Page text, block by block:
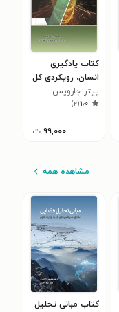
کتاب یادگیری
انسان، رویکردی کل
گرا
پیتر جارویس
۱٫۰(۲)
۹۹,۰۰۰ ت
مشاهده همه
کتاب مبانی تحلیل